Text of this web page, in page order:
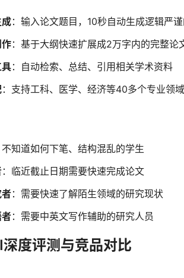
：输入论文题目，10秒自动生成逻辑严
：基于大纲快速扩展成2万字内的完整论
：自动检索、总结、引用相关学术资料
：支持工科、医学、经济等40多个专业领域
不知道如何下笔、结构混乱的学生
：临近截止日期需要快速完成论文
：需要快速了解陌生领域的研究现状
：需要中英文写作辅助的研究人员
度评测与竞品对比